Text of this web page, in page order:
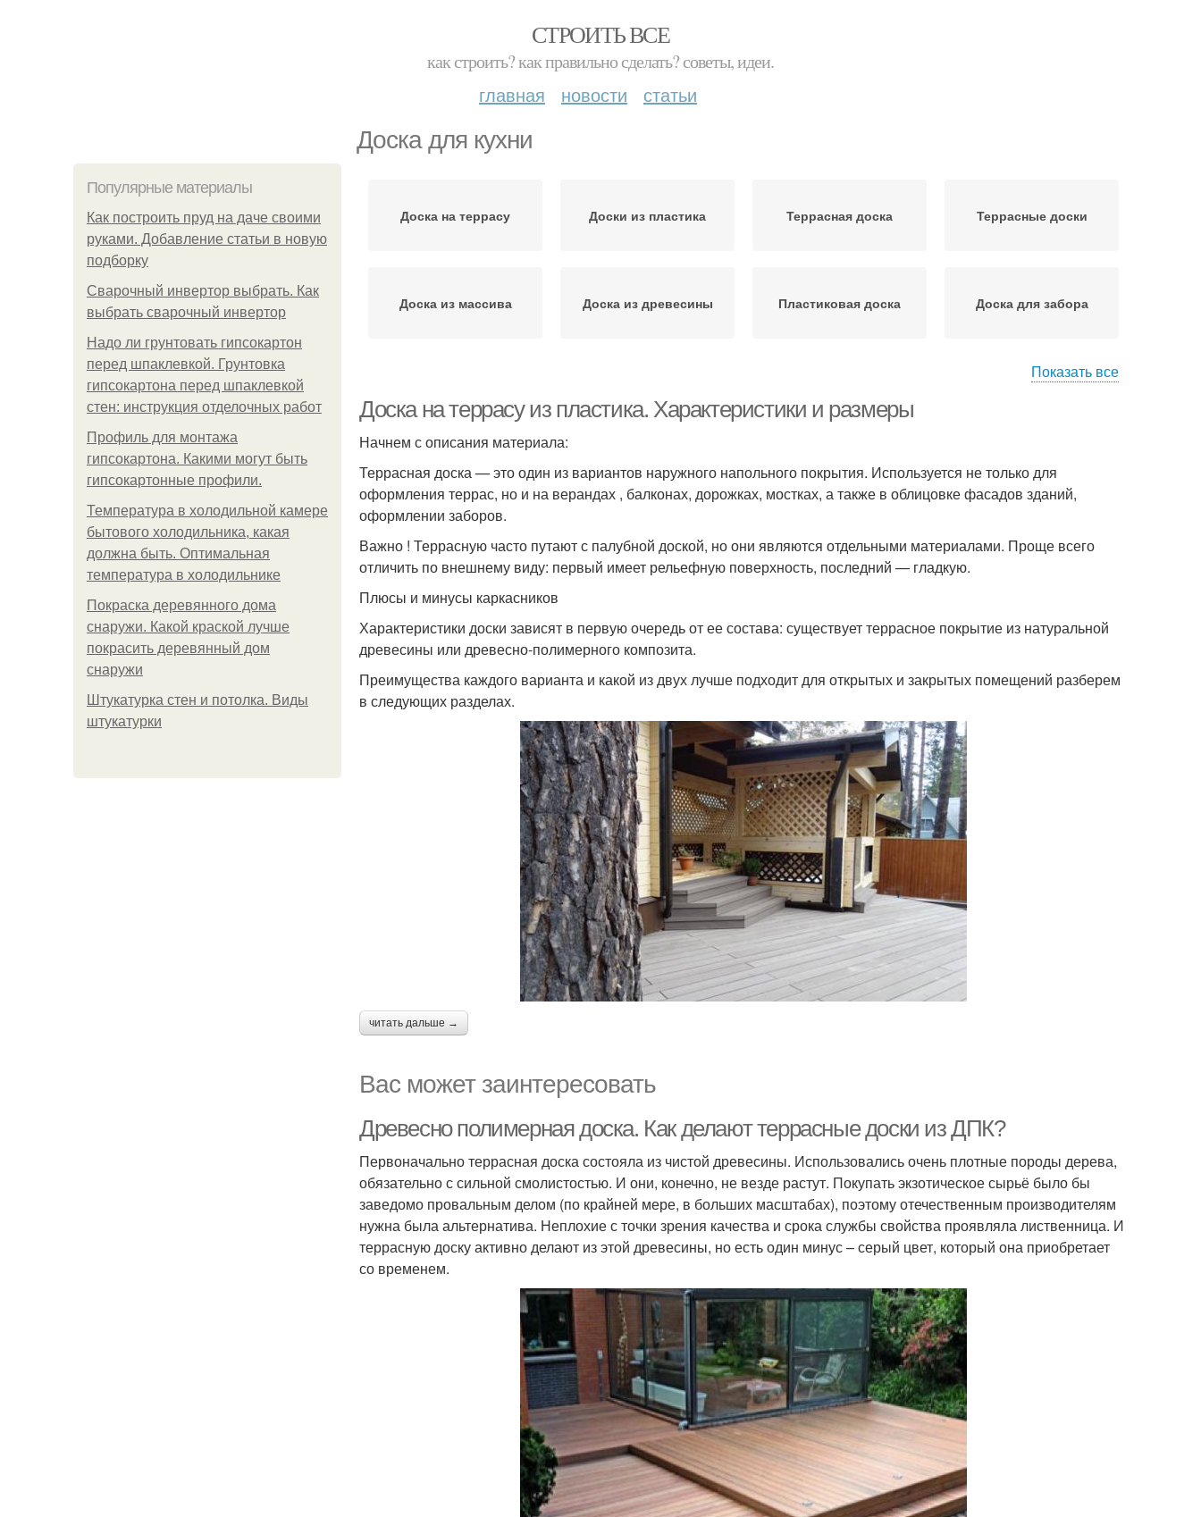
СТРОИТЬ ВСЕ
как строить? как правильно сделать? советы, идеи.
главная новости статьи
Доска для кухни
Популярные материалы
Как построить пруд на даче своими
руками. Добавление статьи в новую
подборку
Сварочный инвертор выбрать. Как
выбрать сварочный инвертор
Надо ли грунтовать гипсокартон
перед шпаклевкой. Грунтовка
гипсокартона перед шпаклевкой
стен: инструкция отделочных работ
Профиль для монтажа
гипсокартона. Какими могут быть
гипсокартонные профили.
Температура в холодильной камере
бытового холодильника, какая
должна быть. Оптимальная
температура в холодильнике
Покраска деревянного дома
снаружи. Какой краской лучше
покрасить деревянный дом
снаружи
Штукатурка стен и потолка. Виды
штукатурки
Доска на террасу Доски из пластика Террасная доска Террасные доски
Доска из массива Доска из древесины Пластиковая доска Доска для забора
Показать все
Доска на террасу из пластика. Характеристики и размеры
Начнем с описания материала:
Террасная доска — это один из вариантов наружного напольного покрытия. Используется не только для
оформления террас, но и на верандах , балконах, дорожках, мостках, а также в облицовке фасадов зданий,
оформлении заборов.
Важно ! Террасную часто путают с палубной доской, но они являются отдельными материалами. Проще всего
отличить по внешнему виду: первый имеет рельефную поверхность, последний — гладкую.
Плюсы и минусы каркасников
Характеристики доски зависят в первую очередь от ее состава: существует террасное покрытие из натуральной
древесины или древесно-полимерного композита.
Преимущества каждого варианта и какой из двух лучше подходит для открытых и закрытых помещений разберем
в следующих разделах.
читать дальше →
Вас может заинтересовать
Древесно полимерная доска. Как делают террасные доски из ДПК?
Первоначально террасная доска состояла из чистой древесины. Использовались очень плотные породы дерева,
обязательно с сильной смолистостью. И они, конечно, не везде растут. Покупать экзотическое сырьё было бы
заведомо провальным делом (по крайней мере, в больших масштабах), поэтому отечественным производителям
нужна была альтернатива. Неплохие с точки зрения качества и срока службы свойства проявляла лиственница. И
террасную доску активно делают из этой древесины, но есть один минус – серый цвет, который она приобретает
со временем.